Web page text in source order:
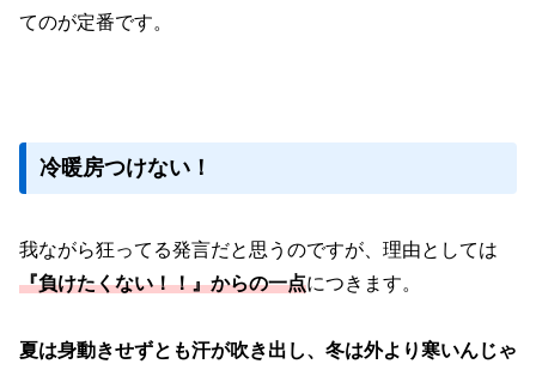
てのが定番です。
冷暖房つけない！
我ながら狂ってる発言だと思うのですが、理由としては
『負けたくない！！』からの一点につきます。
夏は身動きせずとも汗が吹き出し、冬は外より寒いんじゃ